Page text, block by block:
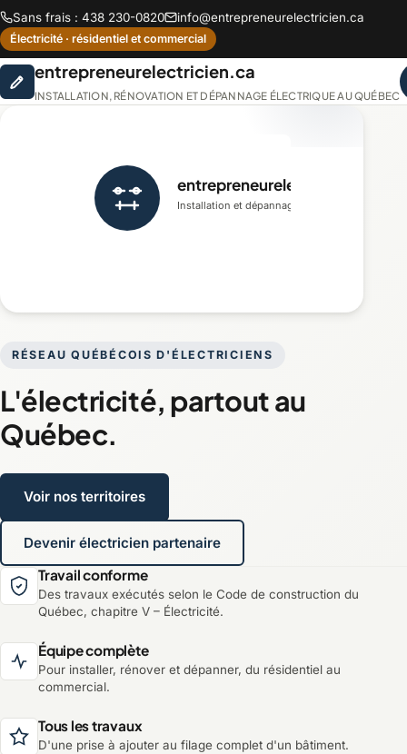
Sans frais : 438 230-0820 info@entrepreneurelectricien.ca
Électricité · résidentiel et commercial
entrepreneurelectricien.ca
INSTALLATION, RÉNOVATION ET DÉPANNAGE ÉLECTRIQUE AU QUÉBEC
RÉSEAU QUÉBÉCOIS D'ÉLECTRICIENS
L'électricité, partout au
Québec.
Voir nos territoires
Devenir électricien partenaire
entrepreneurelectricien.ca
Installation et dépannage
Travail conforme
Des travaux exécutés selon le Code de construction du
Québec, chapitre V – Électricité.
Équipe complète
Pour installer, rénover et dépanner, du résidentiel au
commercial.
Tous les travaux
D'une prise à ajouter au filage complet d'un bâtiment.